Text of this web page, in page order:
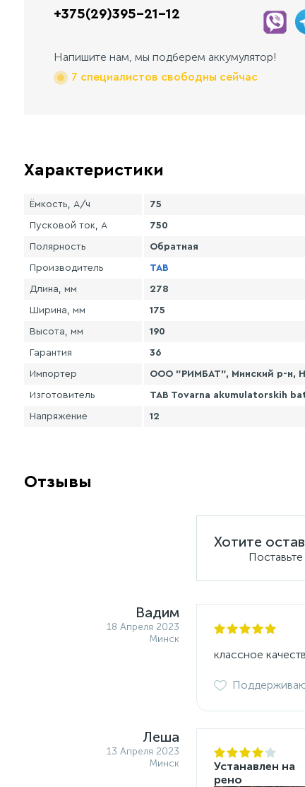
+375(29)395-21-12
Напишите нам, мы подберем аккумулятор!
7 специалистов свободны сейчас
Характеристики
Ёмкость, А/ч 75
Пусковой ток, А 750
Полярность Обратная
Производитель TAB
Длина, мм 278
Ширина, мм 175
Высота, мм 190
Гарантия 36
Импортер ООО "РИМБАТ", Минский р-н,
Изготовитель TAB Tovarna akumulatorskih
Напряжение 12
Отзывы
Хотите
Вадим
18 Апреля 2023
Минск
классное
Леша
13 Апреля 2023
Минск
Устанавлен на
рено